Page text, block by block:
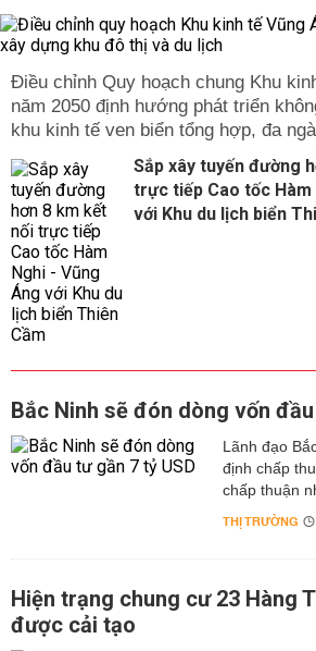
Điều chỉnh Quy hoạch chung Khu
năm 2050 định hướng phát triển
khu kinh tế ven biển tổng hợp, đa
Sắp xây tuyến đường
trực tiếp Cao tốc Hàm
với Khu du lịch biển
Bắc Ninh sẽ đón dòng vốn
Lãnh đạo
định chấp
chấp thuận
THỊ TRƯỜNG
Hiện trạng chung cư 23 Hàng
được cải tạo